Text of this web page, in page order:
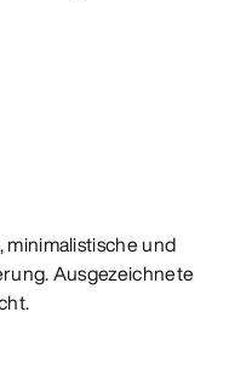
und
Ausgezeichnete